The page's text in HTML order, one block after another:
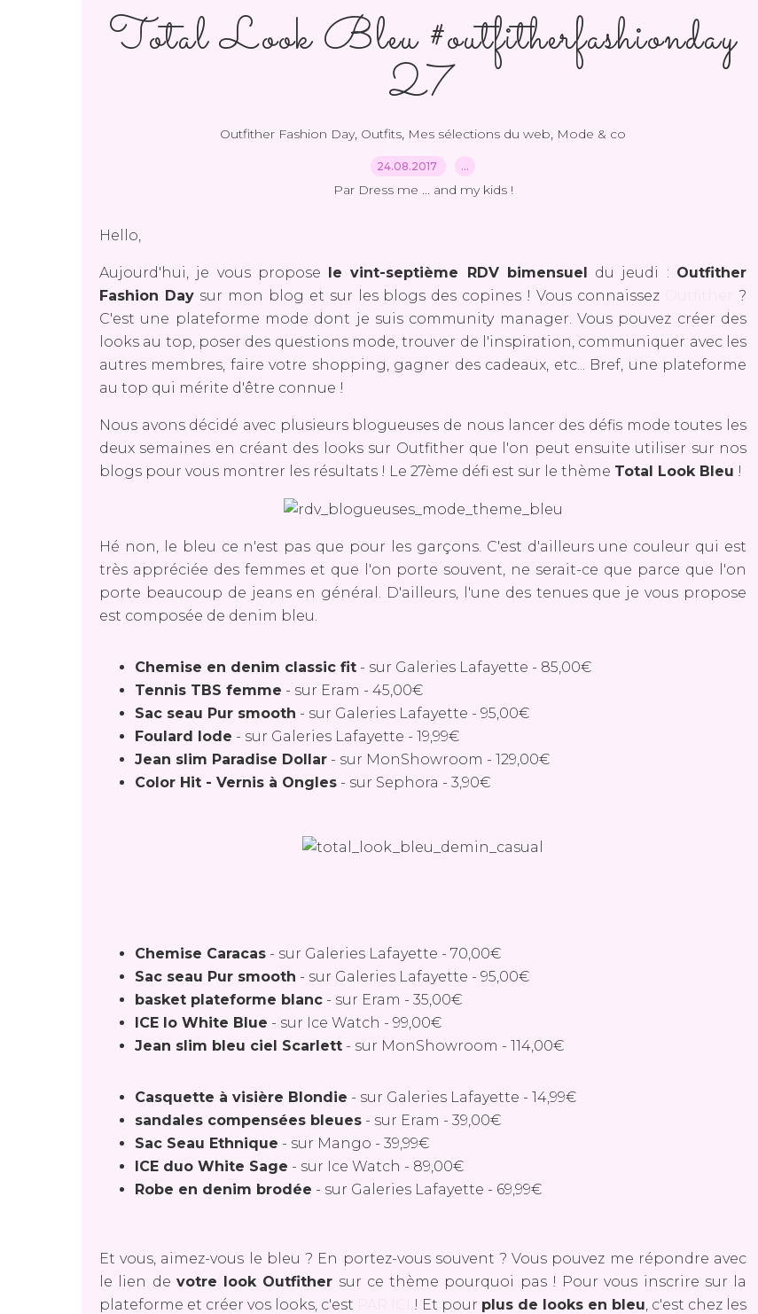
Total Look Bleu #outfitherfashionday
27
Outfither Fashion Day, Outfits, Mes sélections du web, Mode & co
24.08.2017 …
Par Dress me ... and my kids !
Hello,
Aujourd'hui, je vous propose le vint-septième RDV bimensuel du jeudi : Outfither
Fashion Daysur mon blog et sur les blogs des copines ! Vous connaissez
?
C'est une plateforme mode dont je suis community manager. Vous pouvez créer des
looks au top, poser des questions mode, trouver de l'inspiration, communiquer avec les
autres membres, faire votre shopping, gagner des cadeaux, etc... Bref, une plateforme
au top qui mérite d'être connue !
Nous avons décidé avec plusieurs blogueuses de nous lancer des défis mode toutes les
deux semaines en créant des looks sur Outfither que l'on peut ensuite utiliser sur nos
blogs pour vous montrer les résultats ! Le 27ème défi est sur le thème Total Look Bleu !
Hé non, le bleu ce n'est pas que pour les garçons. C'est d'ailleurs une couleur qui est
très appréciée des femmes et que l'on porte souvent, ne serait-ce que parce que l'on
porte beaucoup de jeans en général. D'ailleurs, l'une des tenues que je vous propose
est composée de denim bleu.
Chemise en denim classic fit - sur Galeries Lafayette - 85,00€
Tennis TBS femme - sur Eram - 45,00€
Sac seau Pur smooth - sur Galeries Lafayette - 95,00€
Foulard Iode - sur Galeries Lafayette - 19,99€
Jean slim Paradise Dollar - sur MonShowroom - 129,00€
Color Hit - Vernis à Ongles - sur Sephora - 3,90€
Chemise Caracas - sur Galeries Lafayette - 70,00€
Sac seau Pur smooth - sur Galeries Lafayette - 95,00€
basket plateforme blanc - sur Eram - 35,00€
ICE lo White Blue - sur Ice Watch - 99,00€
Jean slim bleu ciel Scarlett - sur MonShowroom - 114,00€
Casquette à visière Blondie - sur Galeries Lafayette - 14,99€
sandales compensées bleues - sur Eram - 39,00€
Sac Seau Ethnique - sur Mango - 39,99€
ICE duo White Sage - sur Ice Watch - 89,00€
Robe en denim brodée - sur Galeries Lafayette - 69,99€
Et vous, aimez-vous le bleu ? En portez-vous souvent ?Vous pouvez me répondre avec
le lien de votre look Outfither sur ce thème pourquoi pas ! Pour vous inscrire sur la
plateforme et créer vos looks, c'est
! Et pour plus de looks en bleu , c'est chez les